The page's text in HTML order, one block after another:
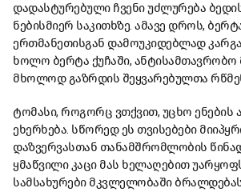
დადასტურებული ჩვენი უძლურება
ნებისმიერ საკითხზე. ამავე დროს,
ერთმანეთისგან დამოუკიდებლად
ხოლო ბერტა ქუჩაში,
მხოლოდ გაზრდის შეყვარებულთა
ტომასი, როგორც ვთქვით, უცხო ენების
ეხერხება. სწორედ ეს თვისებები
დაზვერვასთან თანამშრომლობის
ყმაწვილი კაცი მას ხელაღებით
სამსახურები მკვლელობაში